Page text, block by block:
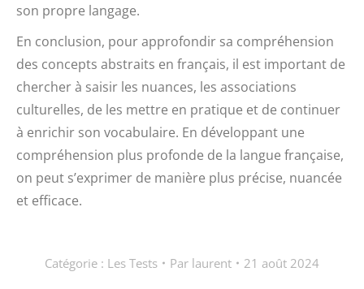
son propre langage.
En conclusion, pour approfondir sa compréhension
des concepts abstraits en français, il est important de
chercher à saisir les nuances, les associations
culturelles, de les mettre en pratique et de continuer
à enrichir son vocabulaire. En développant une
compréhension plus profonde de la langue française,
on peut s’exprimer de manière plus précise, nuancée
et efficace.
Catégorie : Les Tests Par laurent 21 août 2024